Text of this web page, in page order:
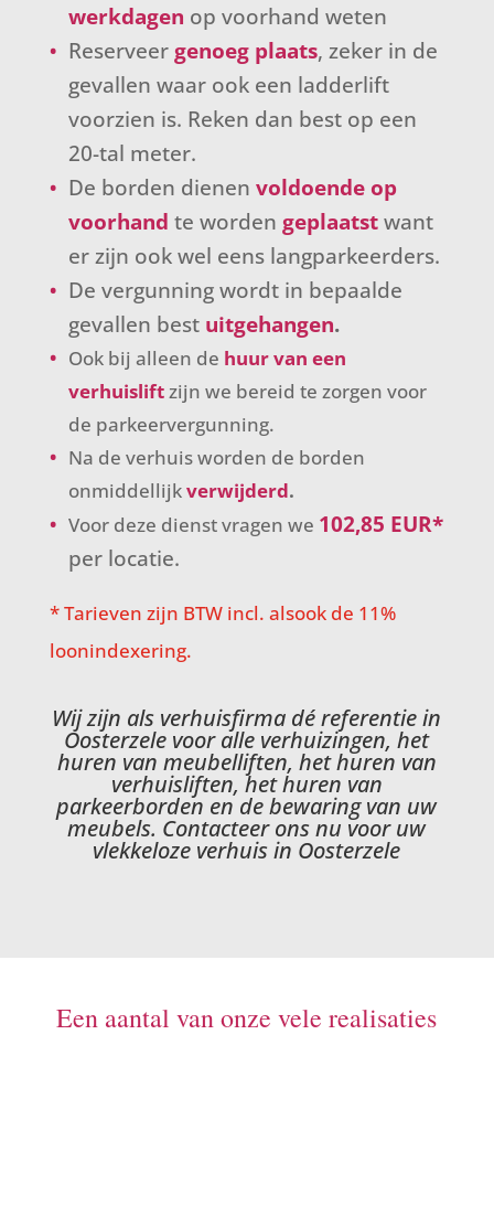
werkdagen op voorhand weten
Reserveergenoeg plaats, zeker in de
gevallen waar ook een ladderlift
voorzien is. Reken dan best op een
20-tal meter.
De borden dienen voldoende op
voorhand te worden geplaatstwant
er zijn ook wel eens langparkeerders.
De vergunning wordt in bepaalde
gevallen best uitgehangen.
Ook bij alleen de huur van een
verhuisliftzijn we bereid te zorgen voor
de parkeervergunning.
Na de verhuis worden de borden
onmiddellijkverwijderd.
Voor deze dienst vragen we 102,85 EUR*
per locatie.
* Tarieven zijn BTW incl. alsook de 11%
loonindexering.
Wij zijn als verhuisfirma dé referentie in
Oosterzele voor alle verhuizingen, het
huren van meubelliften, het huren van
verhuisliften, het huren van
parkeerborden en de bewaring van uw
meubels. Contacteer ons nu voor uw
vlekkeloze verhuis in Oosterzele
Een aantal van onze vele realisaties